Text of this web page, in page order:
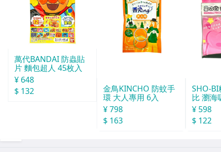
萬代BANDAI 防蟲貼
片 麵包超人 45枚入
¥ 648
$ 132
金鳥KINCHO 防蚊手
環 大人專用 6入
¥ 798
$ 163
SHO-
比 瀏海
¥ 598
$ 122